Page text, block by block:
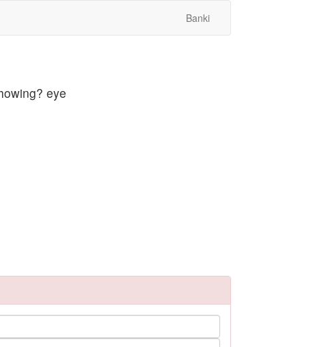
Banki
eye